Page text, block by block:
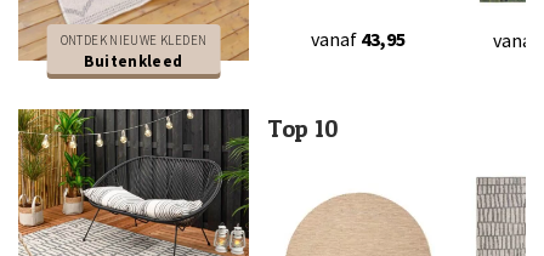
ONTDEK NIEUWE KLEDEN
Buitenkleed
vanaf 43,95 vanaf
Top 10